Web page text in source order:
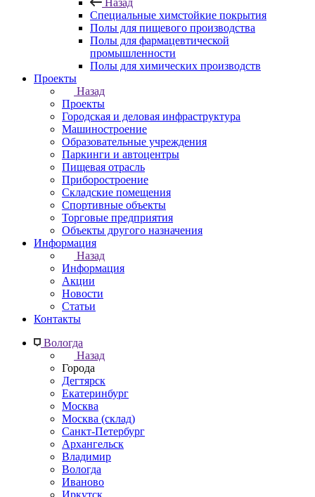
Назад
Специальные химстойкие покрытия
Полы для пищевого производства
Полы для фармацевтической
промышленности
Полы для химических производств
Проекты
Назад
Проекты
Городская и деловая инфраструктура
Машиностроение
Образовательные учреждения
Паркинги и автоцентры
Пищевая отрасль
Приборостроение
Складские помещения
Спортивные объекты
Торговые предприятия
Объекты другого назначения
Информация
Назад
Информация
Акции
Новости
Статьи
Контакты
Вологда
Назад
Города
Дегтярск
Екатеринбург
Москва
Москва (склад)
Санкт-Петербург
Архангельск
Владимир
Вологда
Иваново
Иркутск